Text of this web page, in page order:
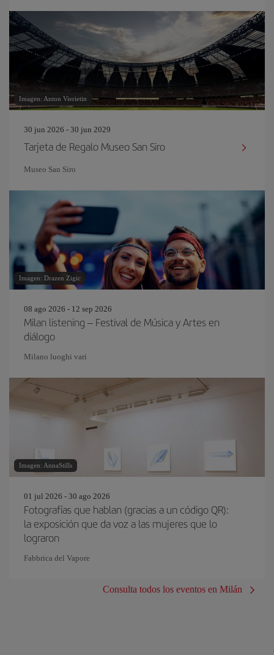
Imagen: Anton Vierietin
30 jun 2026 - 30 jun 2029
Tarjeta de Regalo Museo San Siro
Museo San Siro
Imagen: Drazen Zigic
08 ago 2026 - 12 sep 2026
Milan listening – Festival de Música y Artes en
diálogo
Milano luoghi vari
Imagen: AnnaStills
01 jul 2026 - 30 ago 2026
Fotografías que hablan (gracias a un código QR):
la exposición que da voz a las mujeres que lo
lograron
Fabbrica del Vapore
Consulta todos los eventos en Milán